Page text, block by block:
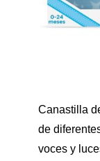
Canastilla
de
voces y